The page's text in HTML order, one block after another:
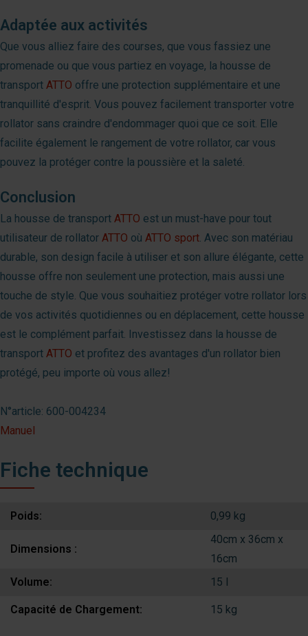
Adaptée aux activités
Que vous alliez faire des courses, que vous fassiez une
promenade ou que vous partiez en voyage, la housse de
transport ATTO offre une protection supplémentaire et une
tranquillité d'esprit. Vous pouvez facilement transporter votre
rollator sans craindre d'endommager quoi que ce soit. Elle
facilite également le rangement de votre rollator, car vous
pouvez la protéger contre la poussière et la saleté.
Conclusion
La housse de transport ATTO est un must-have pour tout
utilisateur de rollator ATTO où ATTO sport. Avec son matériau
durable, son design facile à utiliser et son allure élégante, cette
housse offre non seulement une protection, mais aussi une
touche de style. Que vous souhaitiez protéger votre rollator lors
de vos activités quotidiennes ou en déplacement, cette housse
est le complément parfait. Investissez dans la housse de
transport ATTO et profitez des avantages d'un rollator bien
protégé, peu importe où vous allez!
N°article: 600-004234
Manuel
Fiche technique
Poids: 0,99 kg
Dimensions :
40cm x 36cm x
16cm
Volume:
15 l
Capacité de Chargement: 15 kg